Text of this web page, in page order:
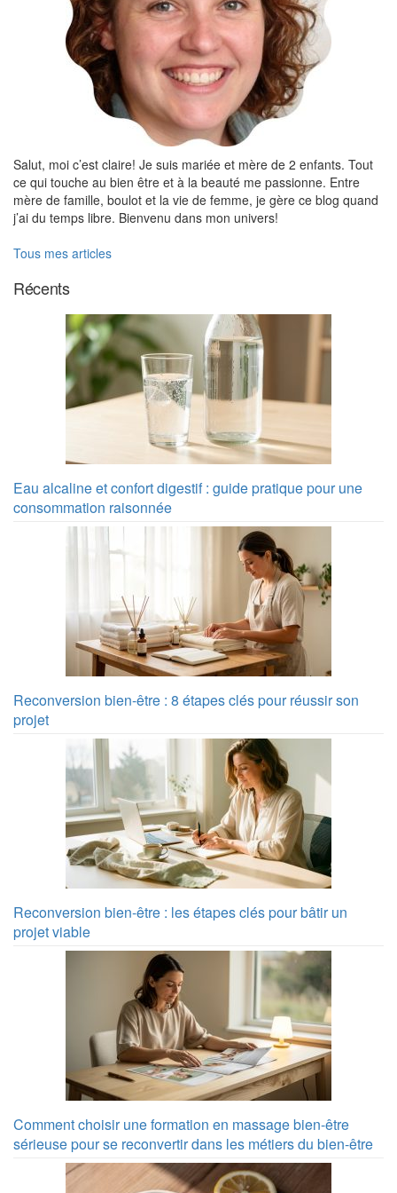
Orange et PamplemousseNote
de coeur : Poivre et
PélargoniumNote de fond :
Patchouli, Cèdre, Vétiver et
Benjoin
Salut, moi c’est claire! Je suis mariée et mère de 2 enfants. Tout
ce qui touche au bien être et à la beauté me passionne. Entre
mère de famille, boulot et la vie de femme, je gère ce blog quand
j’ai du temps libre. Bienvenu dans mon univers!
Tous mes articles
Récents
Eau alcaline et confort digestif : guide pratique pour une
consommation raisonnée
Reconversion bien-être : 8 étapes clés pour réussir son
projet
Reconversion bien-être : les étapes clés pour bâtir un
projet viable
Comment choisir une formation en massage bien-être
sérieuse pour se reconvertir dans les métiers du bien-être